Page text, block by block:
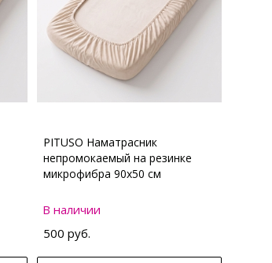
PITUSO Наматрасник
непромокаемый на резинке
микрофибра 90х50 см
В наличии
500 руб.